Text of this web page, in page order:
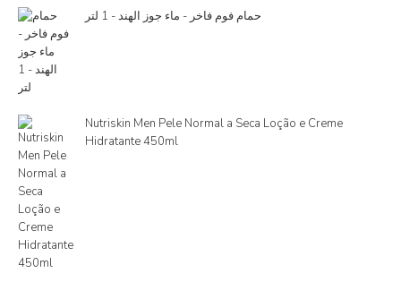
حمام فوم فاخر - ماء جوز الهند - 1 لتر
Nutriskin Men Pele Normal a Seca Loção e Creme
Hidratante 450ml